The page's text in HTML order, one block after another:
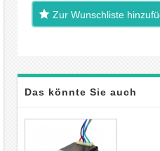
Zur Wunschliste
Das könnte Sie auch
interessieren